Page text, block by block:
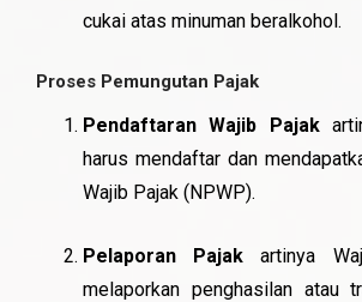
cukai atas minuman beralkohol.
Proses Pemungutan Pajak
Pendaftaran Wajib Pajak
harus mendaftar dan
Wajib Pajak (NPWP).
Pelaporan Pajakartinya
melaporkan penghasilan atau